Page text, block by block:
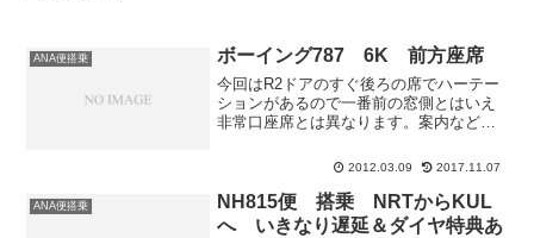
ANA便搭乗 ボーイング787 6K 前方座席
今回はR2ドアのすぐ後ろの席でハーテー
ションがあるので一番前の窓側とはいえ
非常口座席とは異なります。案内などは
は肘掛下にあります。テーブルとテレビ
ちょっと問題あり!!ご...
2012.03.09 2017.11.07
ANA便搭乗
NH815便 搭乗 NRTからKUL
へ いきなり遅延＆ダイヤ特典あ